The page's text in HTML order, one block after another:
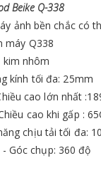
Beike Q-338
ảnh bền chắc có
máy Q338
kim nhôm
kính tối đa: 25mm
cao lớn nhất
cao khi gấp :
chịu tải tối đa:
Góc chụp: 360 độ